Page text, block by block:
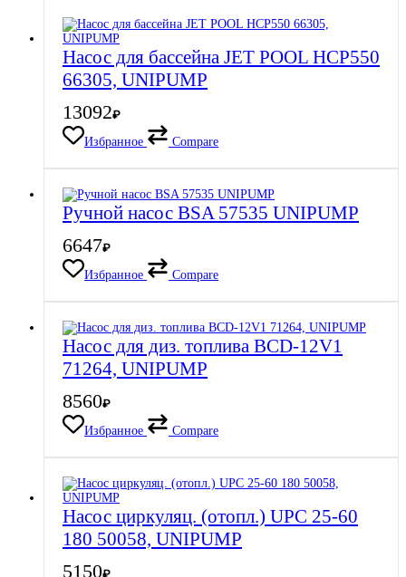
Насос для бассейна JET POOL HCP550
66305, UNIPUMP
13092₽
Избранное
Compare
Ручной насос BSA 57535 UNIPUMP
6647₽
Избранное
Compare
Насос для диз. топлива BCD-12V1
71264, UNIPUMP
8560₽
Избранное
Compare
Насос циркуляц. (отопл.) UPС 25-60
180 50058, UNIPUMP
5150₽